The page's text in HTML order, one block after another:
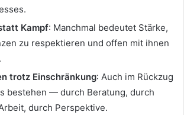
Kampf: Manchmal bedeutet Stärke,
zu respektieren und offen mit ihnen
trotz Einschränkung: Auch im Rückzug
bestehen — durch Beratung, durch
durch Perspektive.